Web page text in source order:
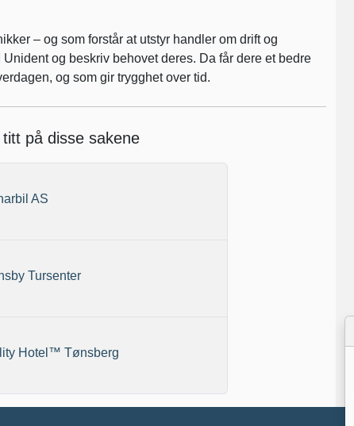
– og som forstår at utstyr handler om drift og
og beskriv behovet deres. Da får dere et bedre
og som gir trygghet over tid.
på disse sakene
AS
Tursenter
Hotel™ Tønsberg